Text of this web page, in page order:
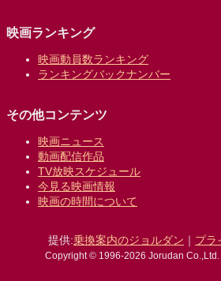
映画ランキング
映画動員数ランキング
ランキングバックナンバー
その他コンテンツ
映画ニュース
動画配信作品
TV放映スケジュール
今見る映画情報
映画の時間について
提供:乗換案内のジョルダン ｜ プラ
Copyright © 1996-2026 Jorudan Co.,Ltd.